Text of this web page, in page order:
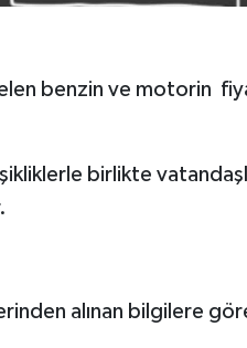
benzin ve motorin
birlikte
alınan bilgilere